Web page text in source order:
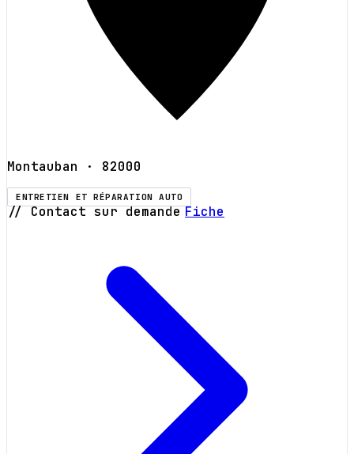
Montauban · 82000
ENTRETIEN ET RÉPARATION AUTO
// Contact sur demande Fiche